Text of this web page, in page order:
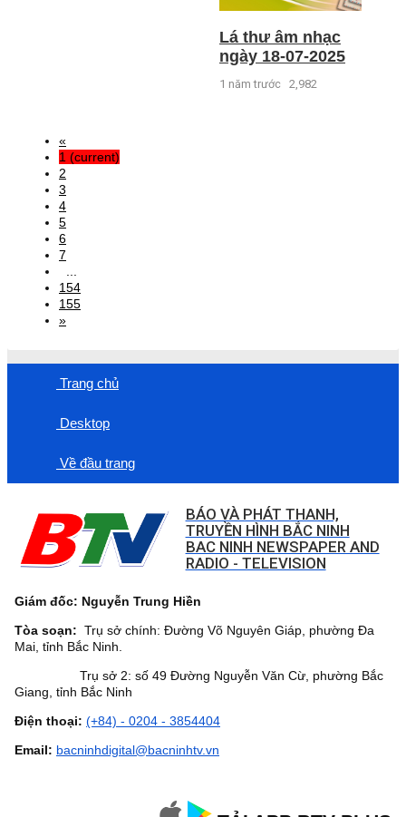
Lá thư âm nhạc
ngày 18-07-2025
1 năm trước 2,982
«
1 (current)
2
3
4
5
6
7
154
155
»
Trang chủ
Desktop
Về đầu trang
BÁO VÀ PHÁT THANH,
TRUYỀN HÌNH BẮC NINH
BAC NINH NEWSPAPER AND
RADIO - TELEVISION
Giám đốc: Nguyễn Trung Hiền
Tòa soạn: Trụ sở chính: Đường Võ Nguyên Giáp, phường Đa
Mai, tỉnh Bắc Ninh.
Trụ sở 2: số 49 Đường Nguyễn Văn Cừ, phường Bắc
Giang, tỉnh Bắc Ninh
Điện thoại: (+84) - 0204 - 3854404
Email: bacninhdigital@bacninhtv.vn